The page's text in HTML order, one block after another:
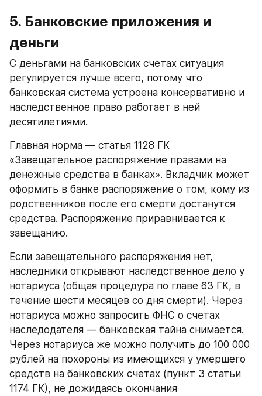
5. Банковские приложения и
деньги
С деньгами на банковских счетах ситуация
регулируется лучше всего, потому что
банковская система устроена консервативно и
наследственное право работает в ней
десятилетиями.
Главная норма — статья 1128 ГК
«Завещательное распоряжение правами на
денежные средства в банках». Вкладчик может
оформить в банке распоряжение о том, кому из
родственников после его смерти достанутся
средства. Распоряжение приравнивается к
завещанию.
Если завещательного распоряжения нет,
наследники открывают наследственное дело у
нотариуса (общая процедура по главе 63 ГК, в
течение шести месяцев со дня смерти). Через
нотариуса можно запросить ФНС о счетах
наследодателя — банковская тайна снимается.
Через нотариуса же можно получить до 100 000
рублей на похороны из имеющихся у умершего
средств на банковских счетах (пункт 3 статьи
1174 ГК), не дожидаясь окончания